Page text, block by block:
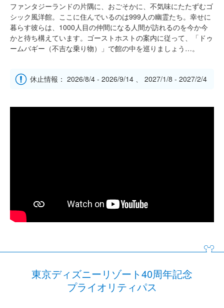
ファンタジーランドの片隅に、おごそかに、不気味にたたずむゴ
シック風洋館。ここに住んでいるのは999人の幽霊たち。幸せに
暮らす彼らは、1000人目の仲間になる人間が訪れるのを今か今
かと待ち構えています。ゴーストホストの案内に従って、「ドゥ
ームバギー（不吉な乗り物）」で館の中を巡りましょう…。
休止情報： 2026/8/4 - 2026/9/14 、 2027/1/8 - 2027/2/4
東京ディズニーリゾート40周年記念
プライオリティパス